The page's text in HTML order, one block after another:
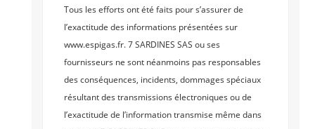
Tous les efforts ont été faits pour s’assurer de
l’exactitude des informations présentées sur
www.espigas.fr. 7 SARDINES SAS ou ses
fournisseurs ne sont néanmoins pas responsables
des conséquences, incidents, dommages spéciaux
résultant des transmissions électroniques ou de
l’exactitude de l’information transmise même dans